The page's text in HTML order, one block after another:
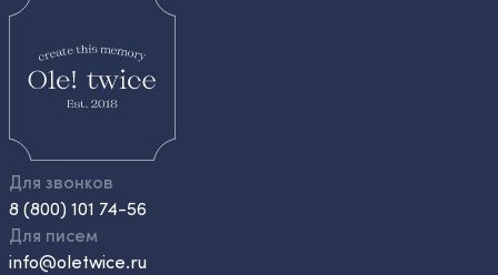
Для звонков
8 (800) 101 74-56
Для писем
info@oletwice.ru